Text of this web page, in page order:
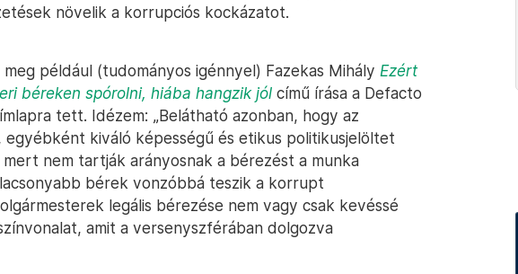
növelik a korrupciós kockázatot.
például (tudományos igénnyel) Fazekas Mihály Ezért
béreken spórolni, hiába hangzik jól című írása a Defacto
tett. Idézem: „Belátható azonban, hogy az
egyébként kiváló képességű és etikus politikusjelöltet
nem tartják arányosnak a bérezést a munka
bérek vonzóbbá teszik a korrupt
legális bérezése nem vagy csak kevéssé
amit a versenyszférában dolgozva